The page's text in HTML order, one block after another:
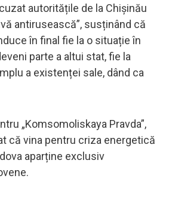
autoritățile de la Chișinău
antirusească”, susținând că
în final fie la o situație în
parte a altui stat, fie la
a existenței sale, dând ca
„Komsomoliskaya Pravda”,
că vina pentru criza energetică
aparține exclusiv